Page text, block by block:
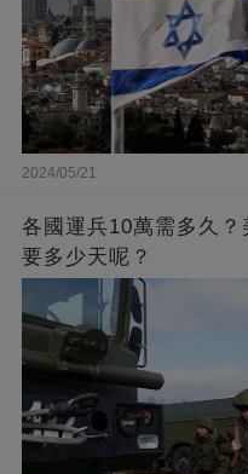
2024/05/21
各國運兵10萬需多久
要多少天呢？